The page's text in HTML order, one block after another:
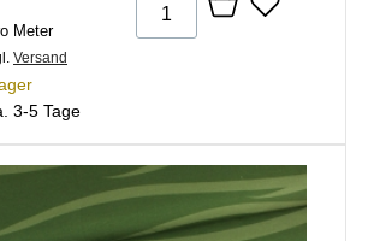
Meter
Versand
3-5 Tage